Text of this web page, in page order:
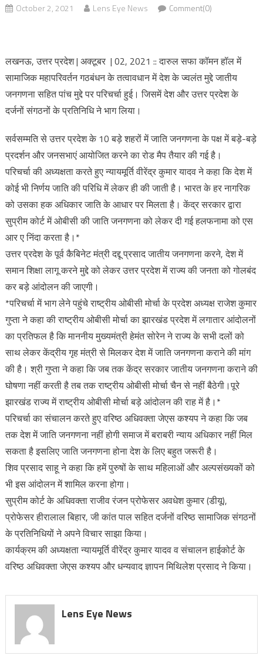
October 2, 2021 Lens Eye News Comment(0)
लखनऊ, उत्तर प्रदेश | अक्टूबर | 02, 2021 :: दारुल सफा कॉमन हॉल में
सामाजिक महापरिवर्तन गठबंधन के तत्वावधान में देश के ज्वलंत मुद्दे जातीय
जनगणना सहित पांच मुद्दे पर परिचर्चा हुई। जिसमें देश और उत्तर प्रदेश के
दर्जनों संगठनों के प्रतिनिधि ने भाग लिया।
सर्वसम्मति से उत्तर प्रदेश के 10 बड़े शहरों में जाति जनगणना के पक्ष में बड़े-बड़े
प्रदर्शन और जनसभाएं आयोजित करने का रोड मैप तैयार की गई है।
परिचर्चा की अध्यक्षता करते हुए न्यायमूर्ति वीरेंद्र कुमार यादव ने कहा कि देश में
कोई भी निर्णय जाति की परिधि में लेकर ही की जाती है। भारत के हर नागरिक
को उसका हक अधिकार जाति के आधार पर मिलता है। केंद्र सरकार द्वारा
सुप्रीम कोर्ट में ओबीसी की जाति जनगणना को लेकर दी गई हलफनामा को एस
आर ए निंदा करता है।*
उत्तर प्रदेश के पूर्व कैबिनेट मंत्री दद्दू प्रसाद जातीय जनगणना करने, देश में
समान शिक्षा लागू करने मुद्दे को लेकर उत्तर प्रदेश में राज्य की जनता को गोलबंद
कर बड़े आंदोलन की जाएगी।
*परिचर्चा में भाग लेने पहुंचे राष्ट्रीय ओबीसी मोर्चा के प्रदेश अध्यक्ष राजेश कुमार
गुप्ता ने कहा की राष्ट्रीय ओबीसी मोर्चा का झारखंड प्रदेश में लगातार आंदोलनों
का प्रतिफल है कि माननीय मुख्यमंत्री हेमंत सोरेन ने राज्य के सभी दलों को
साथ लेकर केंद्रीय गृह मंत्री से मिलकर देश में जाति जनगणना कराने की मांग
की है। श्री गुप्ता ने कहा कि जब तक केंद्र सरकार जातीय जनगणना कराने की
घोषणा नहीं करती है तब तक राष्ट्रीय ओबीसी मोर्चा चैन से नहीं बैठेगी।पूरे
झारखंड राज्य में राष्ट्रीय ओबीसी मोर्चा बड़े आंदोलन की राह में है।*
परिचर्चा का संचालन करते हुए वरिष्ठ अधिवक्ता जेएस कश्यप ने कहा कि जब
तक देश में जाति जनगणना नहीं होगी समाज में बराबरी न्याय अधिकार नहीं मिल
सकता है इसलिए जाति जनगणना होना देश के लिए बहुत जरूरी है।
शिव प्रसाद साहू ने कहा कि हमें पुरुषों के साथ महिलाओं और अल्पसंख्यकों को
भी इस आंदोलन में शामिल करना होगा।
सुप्रीम कोर्ट के अधिवक्ता राजीव रंजन प्रोफेसर अवधेश कुमार (डीयू),
प्रोफेसर हीरालाल बिहार, जी कांत पाल सहित दर्जनों वरिष्ठ सामाजिक संगठनों
के प्रतिनिधियों ने अपने विचार साझा किया।
कार्यक्रम की अध्यक्षता न्यायमूर्ति वीरेंद्र कुमार यादव व संचालन हाईकोर्ट के
वरिष्ठ अधिवक्ता जेएस कश्यप और धन्यवाद ज्ञापन मिथिलेश प्रसाद ने किया।
Lens Eye News